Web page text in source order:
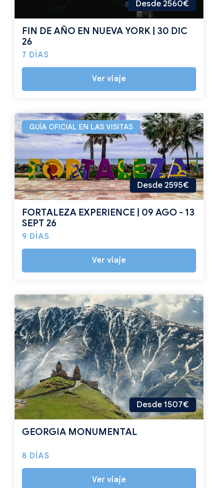
Desde 2560€
FIN DE AÑO EN NUEVA YORK | 30 DIC
26
7 DÍAS
Ver viaje
Desde 2595€
GUÍA OFICIAL EN LAS VISITAS
FORTALEZA EXPERIENCE | 09 AGO - 13
SEPT 26
9 DÍAS
Ver viaje
Desde 1507€
GEORGIA MONUMENTAL
8 DÍAS
Ver viaje